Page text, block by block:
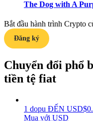
Earn
The Dog with A
Bắt đầu hành trình Crypto
Đăng ký
Chuyển đổi phổ
tiền tệ fiat
1 dopu ĐẾN USD$
Mua với USD